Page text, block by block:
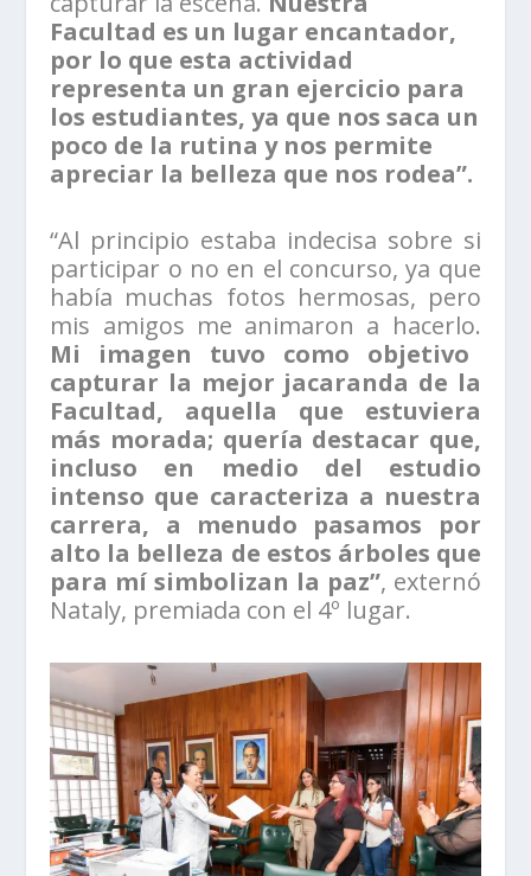
Facultad es un lugar encantador,
por lo que esta actividad
representa un gran ejercicio para
los estudiantes, ya que nos saca un
poco de la rutina y nos permite
apreciar la belleza que nos rodea”.
“Al principio estaba indecisa sobre si
participar o no en el concurso, ya que
había muchas fotos hermosas, pero
mis amigos me animaron a hacerlo.
Mi imagen tuvo como objetivo
capturar la mejor jacaranda de la
Facultad, aquella que estuviera
más morada; quería destacar que,
incluso en medio del estudio
intenso que caracteriza a nuestra
carrera, a menudo pasamos por
alto la belleza de estos árboles que
para mí simbolizan la paz”, externó
Nataly, premiada con el 4º lugar.